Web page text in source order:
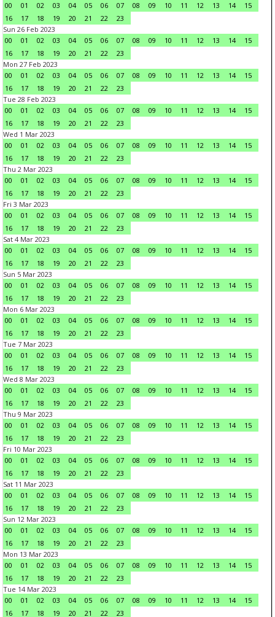
00
01 02 03 04 05 06 07 08 09 10 11 12 13 14
15
16
17 18 19 20 21 22
23
Sun 26 Feb 2023
00
01 02 03 04 05 06 07 08 09 10 11 12 13 14
15
16
17 18 19 20 21 22
23
Mon 27 Feb 2023
00
01 02 03 04 05 06 07 08 09 10 11 12 13 14
15
16
17 18 19 20 21 22
23
Tue 28 Feb 2023
00
01 02 03 04 05 06 07 08 09 10 11 12 13 14
15
16
17 18 19 20 21 22
23
Wed 1 Mar 2023
00
01 02 03 04 05 06 07 08 09 10 11 12 13 14
15
16
17 18 19 20 21 22
23
Thu 2 Mar 2023
00
01 02 03 04 05 06 07 08 09 10 11 12 13 14
15
16
17 18 19 20 21 22
23
Fri 3 Mar 2023
00
01 02 03 04 05 06 07 08 09 10 11 12 13 14
15
16
17 18 19 20 21 22
23
Sat 4 Mar 2023
00
01 02 03 04 05 06 07 08 09 10 11 12 13 14
15
16
17 18 19 20 21 22
23
Sun 5 Mar 2023
00
01 02 03 04 05 06 07 08 09 10 11 12 13 14
15
16
17 18 19 20 21 22
23
Mon 6 Mar 2023
00
01 02 03 04 05 06 07 08 09 10 11 12 13 14
15
16
17 18 19 20 21 22
23
Tue 7 Mar 2023
00
01 02 03 04 05 06 07 08 09 10 11 12 13 14
15
16
17 18 19 20 21 22
23
Wed 8 Mar 2023
00
01 02 03 04 05 06 07 08 09 10 11 12 13 14
15
16
17 18 19 20 21 22
23
Thu 9 Mar 2023
00
01 02 03 04 05 06 07 08 09 10 11 12 13 14
15
16
17 18 19 20 21 22
23
Fri 10 Mar 2023
00
01 02 03 04 05 06 07 08 09 10 11 12 13 14
15
16
17 18 19 20 21 22
23
Sat 11 Mar 2023
00
01 02 03 04 05 06 07 08 09 10 11 12 13 14
15
16
17 18 19 20 21 22
23
Sun 12 Mar 2023
00
01 02 03 04 05 06 07 08 09 10 11 12 13 14
15
16
17 18 19 20 21 22
23
Mon 13 Mar 2023
00
01 02 03 04 05 06 07 08 09 10 11 12 13 14
15
16
17 18 19 20 21 22
23
Tue 14 Mar 2023
00
01 02 03 04 05 06 07 08 09 10 11 12 13 14
15
16
17 18 19 20 21 22 23